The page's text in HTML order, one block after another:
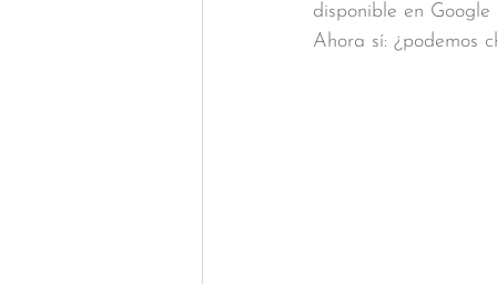
disponible en
Ahora sí: ¿podemos